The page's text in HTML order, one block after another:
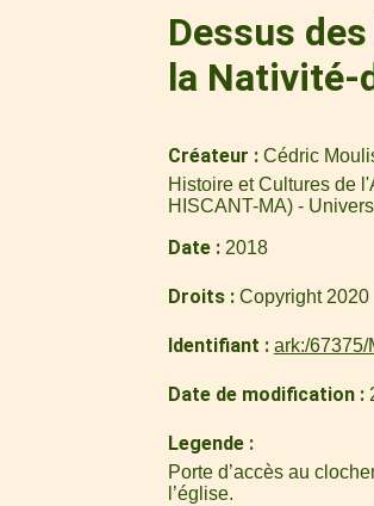
Dessus
la Nativité-
Créateur
Cédric
Histoire et Cultures de
HISCANT-MA) -
Date 2018
Droits Copyright 2020
Identifiant ark:/67375/
Date de modification
Legende
Porte d’accès au
l’église.